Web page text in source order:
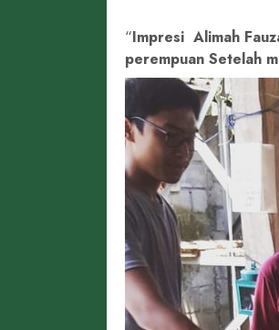
Impresi Alimah
perempuan Setelah